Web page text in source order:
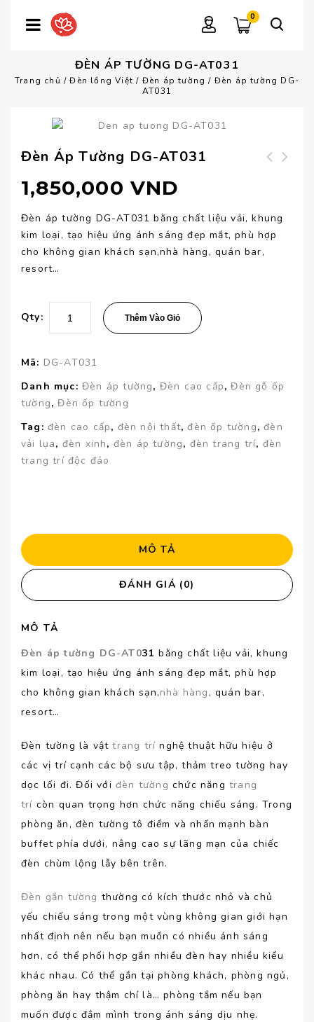
0
ĐÈN ÁP TƯỜNG DG-AT031
Trang chủ /Đèn lồng Việt / Đèn áp tường / Đèn áp tường DG-
AT031
Đèn Áp Tường DG-AT031
1,850,000 VND
Đèn áp tường DG-AT031 bằng chất liệu vải, khung
kim loại, tạo hiệu ứng ánh sáng đẹp mắt, phù hợp
cho không gian khách sạn,nhà hàng, quán bar,
resort…
Qty: Thêm Vào Giỏ
Mã: DG-AT031
Danh mục: Đèn áp tường, Đèn cao cấp,Đèn gỗ ốp
tường,Đèn ốp tường
Tag: đèn cao cấp, đèn nội thất,đèn ốp tường,đèn
vải lụa, đèn xinh, đèn áp tường, đèn trang trí, đèn
trang trí độc đáo
MÔ TẢ
ĐÁNH GIÁ (0)
MÔ TẢ
Đèn áp tường DG-AT031 bằng chất liệu vải, khung
kim loại, tạo hiệu ứng ánh sáng đẹp mắt, phù hợp
cho không gian khách sạn,nhà hàng , quán bar,
resort…
Đèn tường là vậttrang trí nghệ thuật hữu hiệu ở
các vị trí cạnh các bộ sưu tập, thảm treo tường hay
dọc lối đi. Đối với đèn tường chức năngtrang
trí còn quan trọng hơn chức năng chiếu sáng. Trong
phòng ăn, đèn tường tô điểm và nhấn mạnh bàn
buffet phía dưới, nâng cao sự lãng mạn của chiếc
đèn chùm lộng lẫy bên trên.
Đèn gắn tường thường có kích thước nhỏ và chủ
yếu chiếu sáng trong một vùng không gian giới hạn
nhất định nên nếu bạn muốn có nhiều ánh sáng
hơn, có thể phối hợp gắn nhiều đèn hay nhiều kiểu
khác nhau. Có thể gắn tại phòng khách, phòng ngủ,
phòng ăn hay thậm chí là… phòng tắm nếu bạn
muốn được đắm mình trong ánh sáng dịu nhẹ.